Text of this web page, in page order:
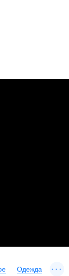
Одежда ...